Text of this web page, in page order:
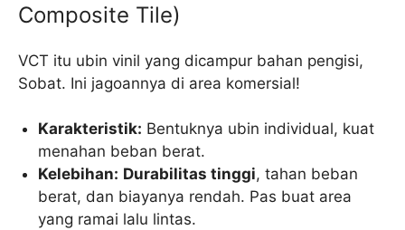
Composite Tile)
VCT itu ubin vinil yang dicampur bahan pengisi,
Sobat. Ini jagoannya di area komersial!
Karakteristik: Bentuknya ubin individual, kuat
menahan beban berat.
Kelebihan: Durabilitas tinggi, tahan beban
berat, dan biayanya rendah. Pas buat area
yang ramai lalu lintas.